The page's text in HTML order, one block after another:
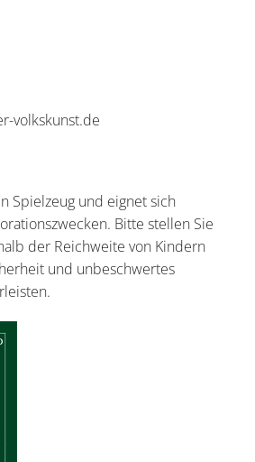
volkskunst.de
Spielzeug und eignet sich
Bitte stellen Sie
der Reichweite von Kindern
und unbeschwertes